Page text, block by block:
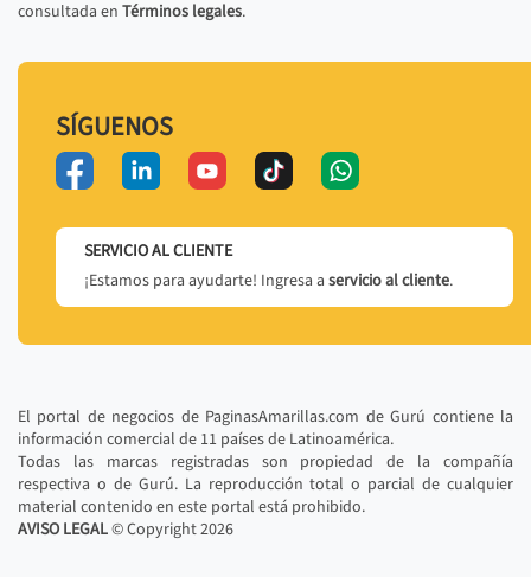
consultada en Términos legales.
SÍGUENOS
SERVICIO AL CLIENTE
¡Estamos para ayudarte! Ingresa a servicio al cliente.
El portal de negocios de PaginasAmarillas.com de Gurú contiene la
información comercial de 11 países de Latinoamérica.
Todas las marcas registradas son propiedad de la compañía
respectiva o de Gurú. La reproducción total o parcial de cualquier
material contenido en este portal está prohibido.
AVISO LEGAL© Copyright2026